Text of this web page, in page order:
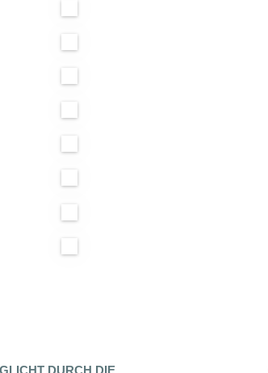
DURCH DIE